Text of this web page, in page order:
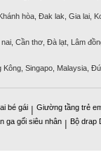
hòa, Đak lak, Gia lai,
Cần thơ, Đà lạt, Lâm
Singapo, Malaysia,
bé gái | Giường tầng trẻ
ga gối siêu nhân | Bộ drap